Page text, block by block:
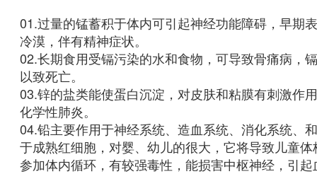
01.过量的锰蓄积于体内可引起神经功能障碍，早期
冷漠，伴有精神症状。
02.长期食用受镉污染的水和食物，可导致骨痛病，
以致死亡。
03.锌的盐类能使蛋白沉淀，对皮肤和粘膜有刺激作
化学性肺炎。
04.铅主要作用于神经系统、造血系统、消化系统、
于成熟红细胞，对婴、幼儿的很大，它将导致儿童
参加体内循环，有较强毒性，能损害中枢神经，引